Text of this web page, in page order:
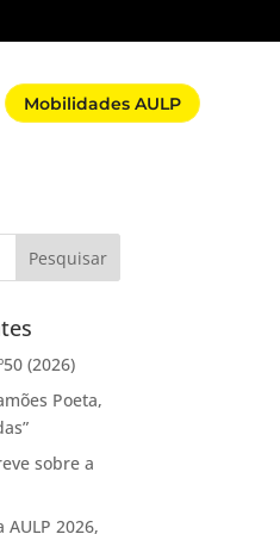
Mobilidades AULP
(2026)
Poeta,
sobre a
AULP 2026,